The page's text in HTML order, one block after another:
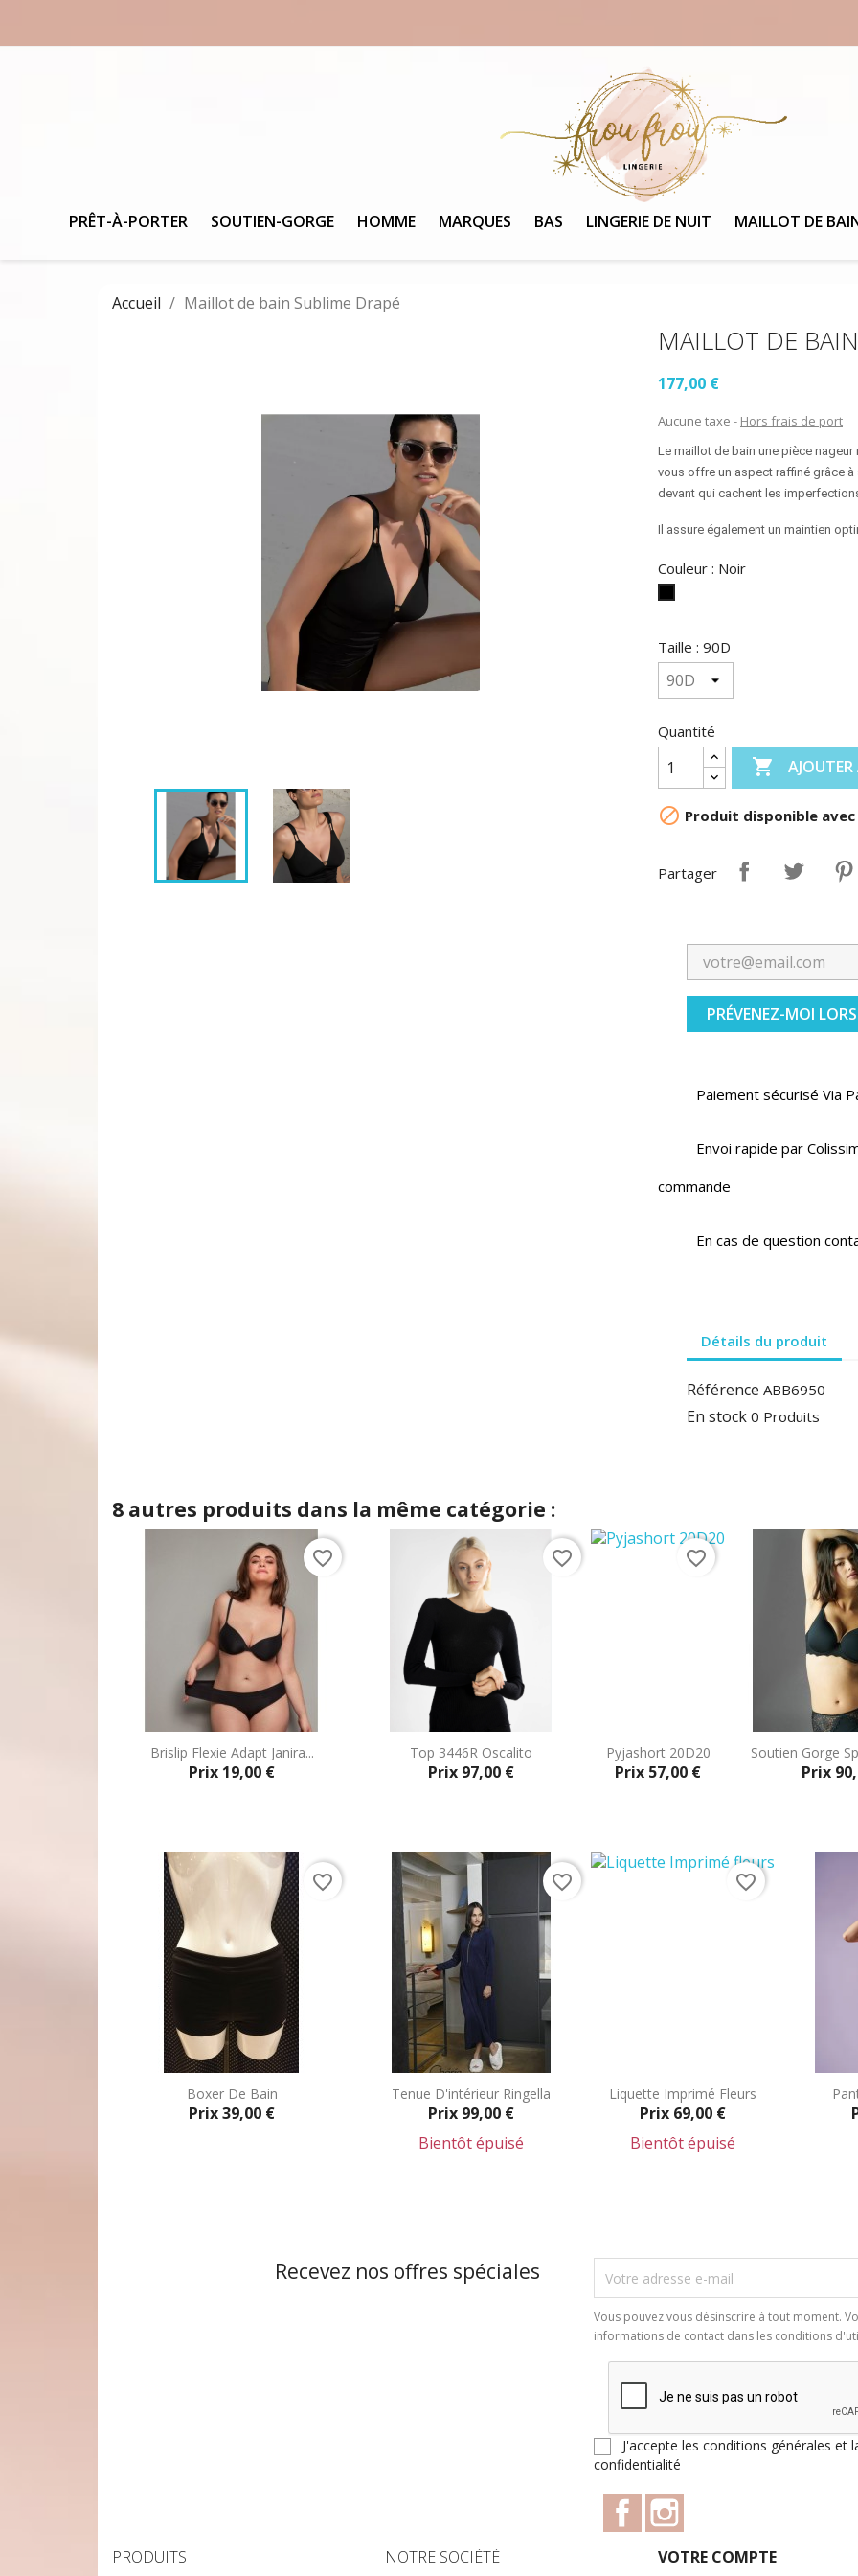
PRÊT-À-PORTER SOUTIEN-GORGE HOMME MARQUES BAS LINGERIE DE NUIT MAILLOT DE
Accueil Maillot de bain Sublime Drapé
MAILLOT DE
177,00 €
Aucune taxe Hors frais de port
Le maillot de bain une pièce
vous offre un aspect raffiné grâce
devant qui cachent les
Il assure également un maintien
Couleur : Noir
Taille : 90D
Quantité

 Produit disponible
Partager
PRÉVENEZ-MOI
Paiement sécurisé Via
Envoi rapide par
commande
En cas de question
Détails du produit
Référence ABB6950
En stock 0 Produits
8 autres produits dans la même catégorie :
Brislip Flexie Adapt Janira...
Prix 19,00 €
Aperçu rapide
favorite_border
Top 3446R Oscalito
Prix 97,00 €
Aperçu rapide
favorite_border
Pyjashort 20D20
Prix 57,00 €

favorite_border
Soutien Gorge
Prix
Boxer De Bain
Prix39,00 €
favorite_border
Tenue D'intérieur Ringella
Prix 99,00 €
Bientôt épuisé
favorite_border
Liquette Imprimé Fleurs
Prix 69,00 €
Bientôt épuisé
favorite_border
Recevez nos offres spéciales
Vous pouvez vous désinscrire à tout moment.
informations de contact dans les conditions
J'accepte les conditions générales et
confidentialité
Facebook
PRODUITS NOTRE SOCIÉTÉ VOTRE COMPTE